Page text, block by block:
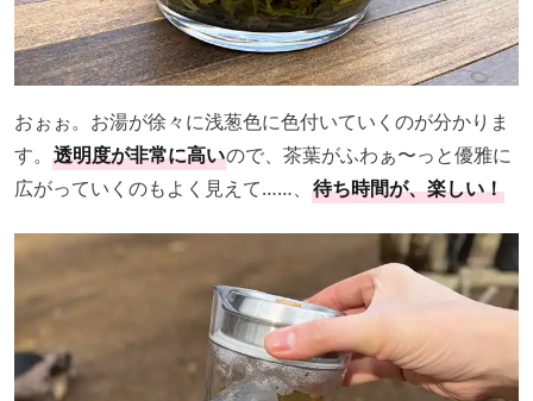
おぉぉ。お湯が徐々に浅葱色に色付いていくのが分かりま
す。 透明度が非常に高いので、茶葉がふわぁ〜っと優雅に
広がっていくのもよく見えて……、 待ち時間が、楽しい！